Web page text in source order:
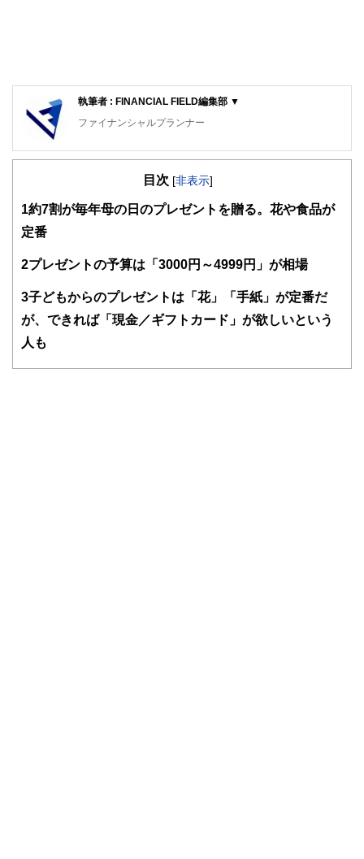
執筆者 : FINANCIAL FIELD編集部 ▼
ファイナンシャルプランナー
FinancialField編集部は、金融、経済に関する記事を、日々
知識がない方でも理解できるようわかりやすく発信していま
関わることで、読者目線のコンテンツを追求しています。
FinancialFieldの特徴は、ファイナンシャルプランナー、弁
ドバイザー、DCプランナー、公認会計士、社会保険労務
目次 [非表示]
1約7割が毎年母の日のプレゼントを贈る。花や食品が
定番
2プレゼントの予算は「3000円～4999円」が相場
3子どもからのプレゼントは「花」「手紙」が定番だ
が、できれば「現金／ギフトカード」が欲しいという
人も